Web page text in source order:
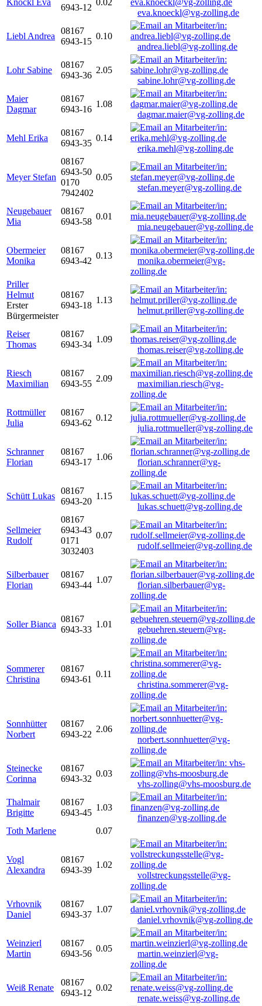
Knöckl Eva
6943-12
0.02
eva.knoeckl@vg-zolling.de
Liebl Andrea
08167
6943-15
0.10
andrea.liebl@vg-zolling.de
Lohr Sabine
08167
6943-36
2.05
sabine.lohr@vg-zolling.de
Maier
Dagmar
08167
6943-16
1.08
dagmar.maier@vg-zolling.de
Mehl Erika
08167
6943-35
0.14
erika.mehl@vg-zolling.de
Meyer Stefan
08167
6943-50
0170
7942402
0.05
stefan.meyer@vg-zolling.de
Neugebauer
Mia
08167
6943-58
0.01
mia.neugebauer@vg-zolling.de
Obermeier
Monika
08167
6943-42
0.13
monika.obermeier@vg-
zolling.de
Priller
Helmut
Erster
Bürgermeister
08167
6943-18
1.13
helmut.priller@vg-zolling.de
Reiser
Thomas
08167
6943-34
1.09
thomas.reiser@vg-zolling.de
Riesch
Maximilian
08167
6943-55
2.09
maximilian.riesch@vg-
zolling.de
Rottmüller
Julia
08167
6943-62
0.12
julia.rottmueller@vg-zolling.de
Schranner
Florian
08167
6943-17
1.06
florian.schranner@vg-
zolling.de
Schütt Lukas
08167
6943-20
1.15
lukas.schuett@vg-zolling.de
Sellmeier
Rudolf
08167
6943-43
0171
3032403
0.07
rudolf.sellmeier@vg-zolling.de
Silberbauer
Florian
08167
6943-44
1.07
florian.silberbauer@vg-
zolling.de
Soller Bianca
08167
6943-33
1.01
gebuehren.steuern@vg-
zolling.de
Sommerer
Christina
08167
6943-61
0.11
christina.sommerer@vg-
zolling.de
Sonnhütter
Norbert
08167
6943-22
2.06
norbert.sonnhuetter@vg-
zolling.de
Steinecke
Corinna
08167
6943-32
0.03
vhs-zolling@vhs-moosburg.de
Thalmair
Brigitte
08167
6943-45
1.03
finanzen@vg-zolling.de
Toth Marlene
0.07
Vogl
Alexandra
08167
6943-39
1.02
vollstreckungsstelle@vg-
zolling.de
Vrhovnik
Daniel
08167
6943-37
1.07
daniel.vrhovnik@vg-zolling.de
Weinzierl
Martin
08167
6943-56
0.05
martin.weinzierl@vg-
zolling.de
Weiß Renate
08167
6943-12
0.02
renate.weiss@vg-zolling.de